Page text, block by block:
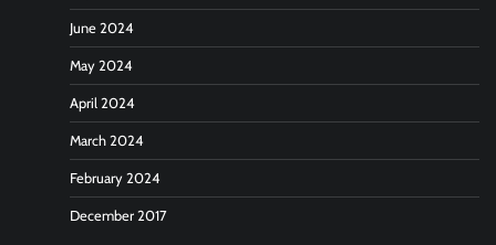
June 2024
May 2024
April 2024
March 2024
February 2024
December 2017